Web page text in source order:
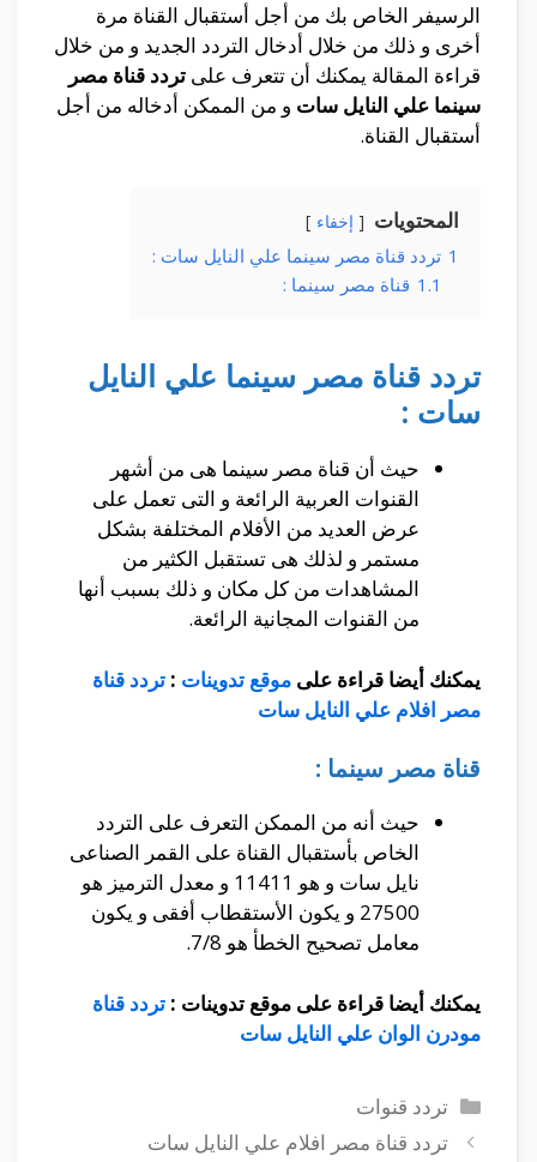
الرسيفر الخاص بك من أجل أستقبال القناة مرة
أخرى و ذلك من خلال أدخال التردد الجديد و من خلال
قراءة المقالة يمكنك أن تتعرف على تردد قناة مصر
سينما علي النايل سات و من الممكن أدخاله من أجل
أستقبال القناة.
المحتويات إخفاء
1 تردد قناة مصر سينما علي النايل سات :
1.1 قناة مصر سينما :
تردد قناة مصر سينما علي النايل
سات :
حيث أن قناة مصر سينما هى من أشهر
القنوات العربية الرائعة و التى تعمل على
عرض العديد من الأفلام المختلفة بشكل
مستمر و لذلك هى تستقبل الكثير من
المشاهدات من كل مكان و ذلك بسبب أنها
من القنوات المجانية الرائعة.
يمكنك أيضا قراءة على موقع تدوينات : تردد قناة
مصر افلام علي النايل سات
قناة مصر سينما :
حيث أنه من الممكن التعرف على التردد
الخاص بأستقبال القناة على القمر الصناعى
نايل سات و هو 11411 و معدل الترميز هو
27500 و يكون الأستقطاب أفقى و يكون
معامل تصحيح الخطأ هو 7/8.
يمكنك أيضا قراءة على موقع تدوينات : تردد قناة
مودرن الوان علي النايل سات
التصنيفات
تردد قنوات
تردد قناة مصر افلام علي النايل سات